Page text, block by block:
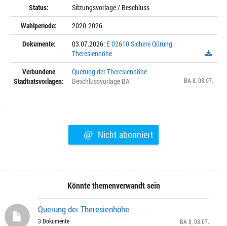
Status:
Sitzungsvorlage / Beschluss
Wahlperiode:
2020-2026
Dokumente:
03.07.2026: E 02610 Sichere Qürung
Theresienhöhe
Verbundene
Stadtratsvorlagen:
Querung der Theresienhöhe
Beschlussvorlage BA
BA 8 , 03.07.
@ Nicht abonniert
Könnte themenverwandt sein
Querung der Theresienhöhe
3 Dokumente BA 8 , 03.07.